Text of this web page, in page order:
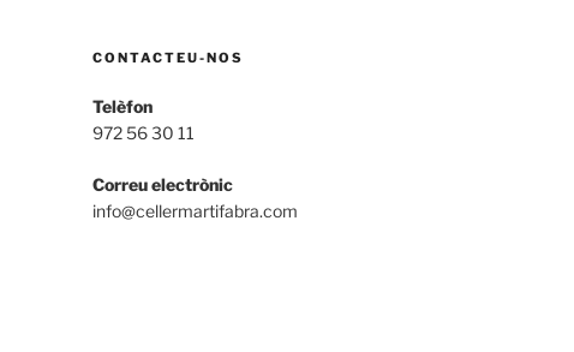
CONTACTEU-NOS
Telèfon
972 56 30 11
Correu electrònic
info@cellermartifabra.com